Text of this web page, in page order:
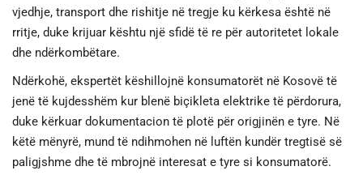
vjedhje, transport dhe rishitje në tregje ku kërkesa është në
rritje, duke krijuar kështu një sfidë të re për autoritetet lokale
dhe ndërkombëtare.
Ndërkohë, ekspertët këshillojnë konsumatorët në Kosovë të
jenë të kujdesshëm kur blenë biçikleta elektrike të përdorura,
duke kërkuar dokumentacion të plotë për origjinën e tyre. Në
këtë mënyrë, mund të ndihmohen në luftën kundër tregtisë së
paligjshme dhe të mbrojnë interesat e tyre si konsumatorë.